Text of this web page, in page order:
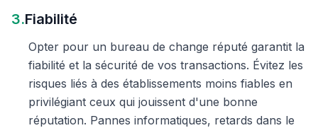
3.Fiabilité
Opter pour un bureau de change réputé garantit la
fiabilité et la sécurité de vos transactions. Évitez les
risques liés à des établissements moins fiables en
privilégiant ceux qui jouissent d'une bonne
réputation. Pannes informatiques, retards dans le